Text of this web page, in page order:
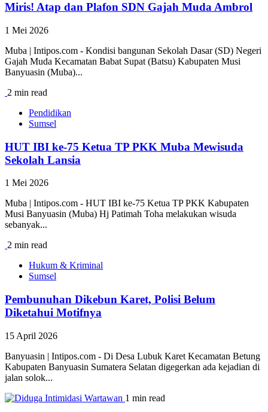
Miris! Atap dan Plafon SDN Gajah Muda Ambrol
1 Mei 2026
Muba | Intipos.com - Kondisi bangunan Sekolah Dasar (SD) Negeri
Gajah Muda Kecamatan Babat Supat (Batsu) Kabupaten Musi
Banyuasin (Muba)...
2 min read
Pendidikan
Sumsel
HUT IBI ke-75 Ketua TP PKK Muba Mewisuda
Sekolah Lansia
1 Mei 2026
Muba | Intipos.com - HUT IBI ke-75 Ketua TP PKK Kabupaten
Musi Banyuasin (Muba) Hj Patimah Toha melakukan wisuda
sebanyak...
2 min read
Hukum & Kriminal
Sumsel
Pembunuhan Dikebun Karet, Polisi Belum
Diketahui Motifnya
15 April 2026
Banyuasin | Intipos.com - Di Desa Lubuk Karet Kecamatan Betung
Kabupaten Banyuasin Sumatera Selatan digegerkan ada kejadian di
jalan solok...
1 min read